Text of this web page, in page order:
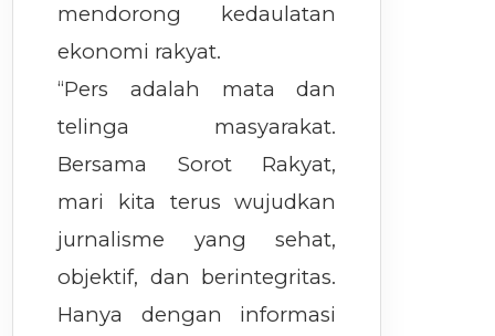
mendorong kedaulatan
ekonomi rakyat.
“Pers adalah mata dan
telinga masyarakat.
Bersama Sorot Rakyat,
mari kita terus wujudkan
jurnalisme yang sehat,
objektif, dan berintegritas.
Hanya dengan informasi